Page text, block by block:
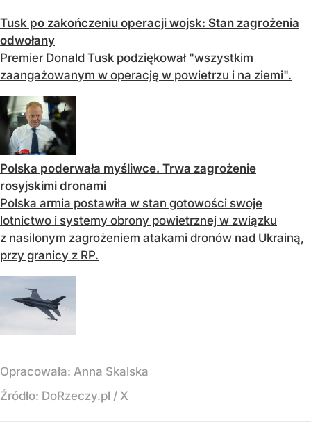
Tusk po zakończeniu operacji wojsk: Stan zagrożenia
odwołany
Premier Donald Tusk podziękował "wszystkim
zaangażowanym w operację w powietrzu i na ziemi".
Polska poderwała myśliwce. Trwa zagrożenie
rosyjskimi dronami
Polska armia postawiła w stan gotowości swoje
lotnictwo i systemy obrony powietrznej w związku
z nasilonym zagrożeniem atakami dronów nad Ukrainą,
przy granicy z RP.
Opracowała: Anna Skalska
Źródło: DoRzeczy.pl / X